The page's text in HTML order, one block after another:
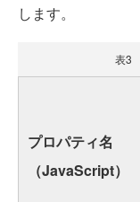
します。
表3
プロパティ名
（JavaScript）